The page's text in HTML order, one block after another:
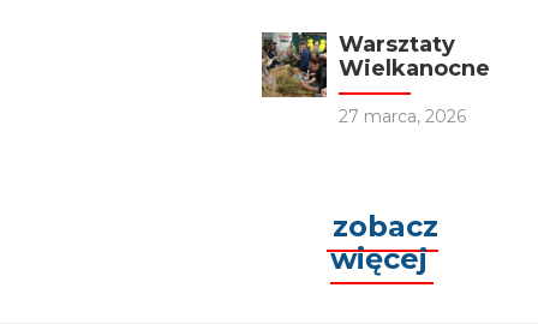
Warsztaty
Wielkanocne
27 marca, 2026
zobacz
więcej